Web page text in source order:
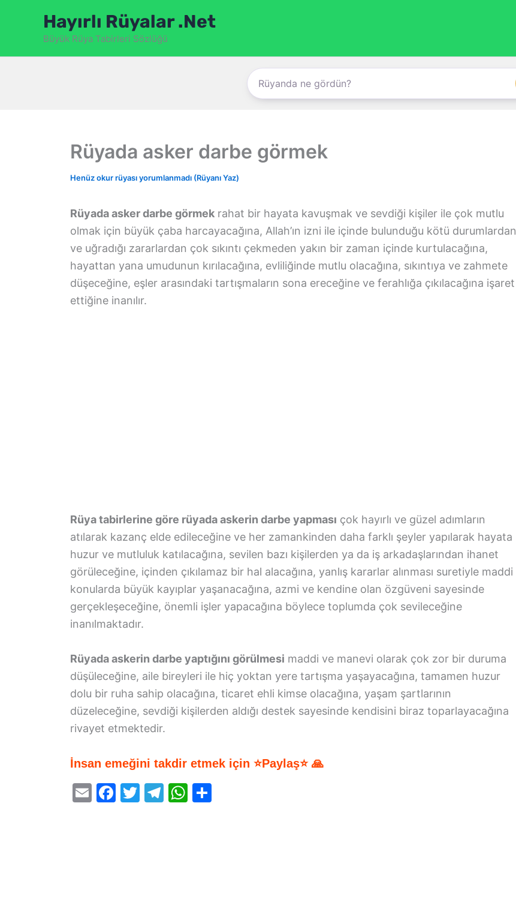
Hayırlı Rüyalar .Net
Büyük Rüya Tabirleri Sözlüğü
Rüyada asker darbe görmek
Henüz okur rüyası yorumlanmadı (Rüyanı Yaz)
Rüyada asker darbe görmek rahat bir hayata kavuşmak ve sevdiği kişiler ile çok mutlu
olmak için büyük çaba harcayacağına, Allah’ın izni ile içinde bulunduğu kötü durumlardan
ve uğradığı zararlardan çok sıkıntı çekmeden yakın bir zaman içinde kurtulacağına,
hayattan yana umudunun kırılacağına, evliliğinde mutlu olacağına, sıkıntıya ve zahmete
düşeceğine, eşler arasındaki tartışmaların sona ereceğine ve ferahlığa çıkılacağına işaret
ettiğine inanılır.
Rüya tabirlerine göre rüyada askerin darbe yapması çok hayırlı ve güzel adımların
atılarak kazanç elde edileceğine ve her zamankinden daha farklı şeyler yapılarak hayata
huzur ve mutluluk katılacağına, sevilen bazı kişilerden ya da iş arkadaşlarından ihanet
görüleceğine, içinden çıkılamaz bir hal alacağına, yanlış kararlar alınması suretiyle maddi
konularda büyük kayıplar yaşanacağına, azmi ve kendine olan özgüveni sayesinde
gerçekleşeceğine, önemli işler yapacağına böylece toplumda çok sevileceğine
inanılmaktadır.
Rüyada askerin darbe yaptığını görülmesi maddi ve manevi olarak çok zor bir duruma
düşüleceğine, aile bireyleri ile hiç yoktan yere tartışma yaşayacağına, tamamen huzur
dolu bir ruha sahip olacağına, ticaret ehli kimse olacağına, yaşam şartlarının
düzeleceğine, sevdiği kişilerden aldığı destek sayesinde kendisini biraz toparlayacağına
rivayet etmektedir.
İnsan emeğini takdir etmek için ⭐Paylaş⭐ 🙏
E
F
T
T
W